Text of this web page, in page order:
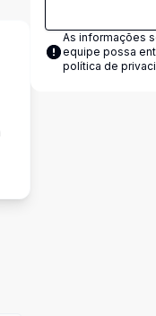
As informações
equipe possa
política de